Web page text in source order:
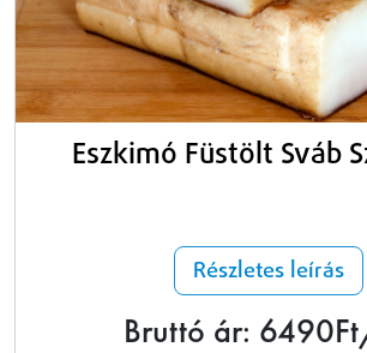
Eszkimó Füstölt Sváb
Részletes leírás
Bruttó ár: